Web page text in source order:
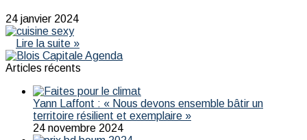
24 janvier 2024
Lire la suite »
Articles récents
Yann Laffont : « Nous devons ensemble bâtir un
territoire résilient et exemplaire »
24 novembre 2024